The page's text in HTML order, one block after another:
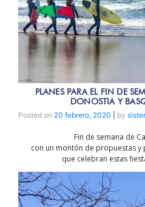
PLANES PARA EL FIN DE
DONOSTIA Y
Posted on 20 febrero, 2020 by
Fin de semana de
con un montón de propuestas y
que celebran estas